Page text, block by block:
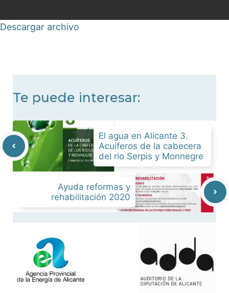
Descargar archivo
Te puede interesar:
El agua en Alicante 3.
Acuiferos de la cabecera
del rio Serpis y Monnegre
Ayuda reformas y
rehabilitación 2020